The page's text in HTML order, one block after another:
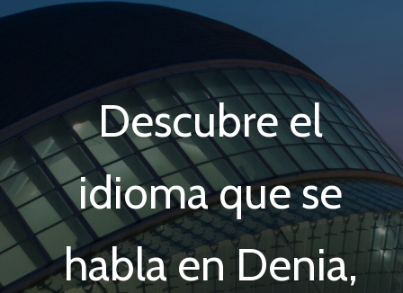
Descubre el
idioma que se
habla en Denia,